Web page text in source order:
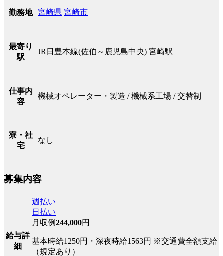
勤務地 宮崎県 宮崎市
最寄り
駅
JR日豊本線(佐伯～鹿児島中央) 宮崎駅
仕事内
容
機械オペレーター・製造 / 機械系工場 / 交替制
寮・社
宅
なし
募集内容
給与詳
細
週払い
日払い
月収例244,000円
基本時給1250円・深夜時給1563円 ※交通費全額支給
（規定あり）